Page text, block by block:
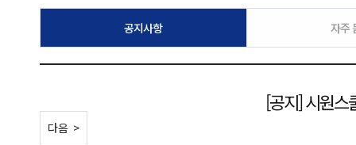
공지사항 자주
[공지] 시원스
< 이전
다음 >